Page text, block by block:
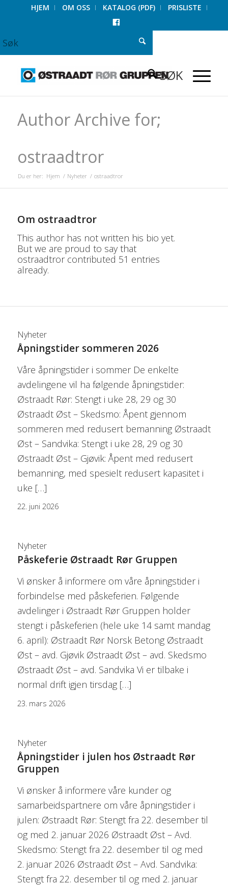
HJEM OM OSS KATALOG (PDF)
PRISLISTE
Author Archive for;
ostraadtror
Du er her: Hjem / Nyheter / ostraadtror
Om ostraadtror
This author has not written his bio yet.
But we are proud to say that
ostraadtrorcontributed 51 entries
already.
Nyheter
Åpningstider sommeren 2026
Våre åpningstider i sommer De enkelte
avdelingene vil ha følgende åpningstider:
Østraadt Rør: Stengt i uke 28, 29 og 30
Østraadt Øst – Skedsmo: Åpent gjennom
sommeren med redusert bemanning Østraadt
Øst – Sandvika: Stengt i uke 28, 29 og 30
Østraadt Øst – Gjøvik: Åpent med redusert
bemanning, med spesielt redusert kapasitet i
uke […]
22. juni 2026
Nyheter
Påskeferie Østraadt Rør Gruppen
Vi ønsker å informere om våre åpningstider i
forbindelse med påskeferien. Følgende
avdelinger i Østraadt Rør Gruppen holder
stengt i påskeferien (hele uke 14 samt mandag
6. april): Østraadt Rør Norsk Betong Østraadt
Øst – avd. Gjøvik Østraadt Øst – avd. Skedsmo
Østraadt Øst – avd. Sandvika Vi er tilbake i
normal drift igjen tirsdag […]
23. mars 2026
Nyheter
Åpningstider i julen hos Østraadt Rør
Gruppen
Vi ønsker å informere våre kunder og
samarbeidspartnere om våre åpningstider i
julen: Østraadt Rør: Stengt fra 22. desember til
og med 2. januar 2026 Østraadt Øst – Avd.
Skedsmo: Stengt fra 22. desember til og med
2. januar 2026 Østraadt Øst – Avd. Sandvika:
Stengt fra 22. desember til og med 2. januar